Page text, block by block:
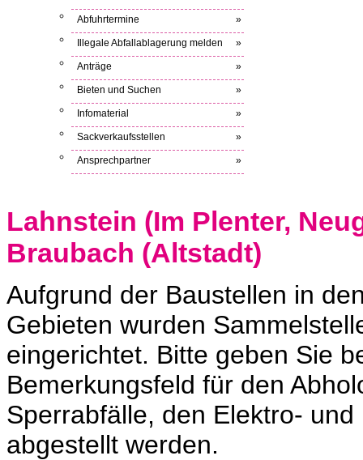
Abfuhrtermine »
Illegale Abfallablagerung melden »
Anträge »
Bieten und Suchen »
Infomaterial »
Sackverkaufsstellen »
Ansprechpartner »
Lahnstein (Im Plenter,
Braubach (Altstadt)
Aufgrund der Baustellen in
Gebieten wurden
eingerichtet. Bitte geben Sie
Bemerkungsfeld für den
Sperrabfälle, den Elektro-
abgestellt werden.